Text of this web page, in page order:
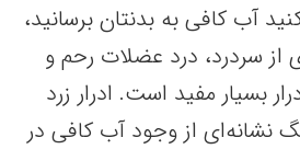
آب کافی به بدنتان برسانید،
از سردرد، درد عضلات رحم و
بسیار مفید است. ادرار زرد
نشانه‌ای از وجود آب کافی در